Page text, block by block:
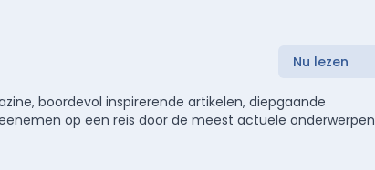
Nu lezen
boordevol inspirerende artikelen, diepgaande
op een reis door de meest actuele onderwerpen